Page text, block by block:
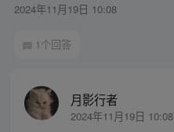
2024年11月19日 10:08
1个回答
月影行者
2024年11月19日 10:08